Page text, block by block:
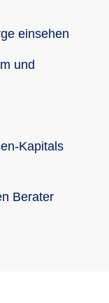
einsehen
und
Kapitals
Berater